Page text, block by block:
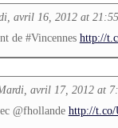
avril 16, 2012 at 21:55
de #Vincennes http://
avril 17, 2012 at
@fhollande http://